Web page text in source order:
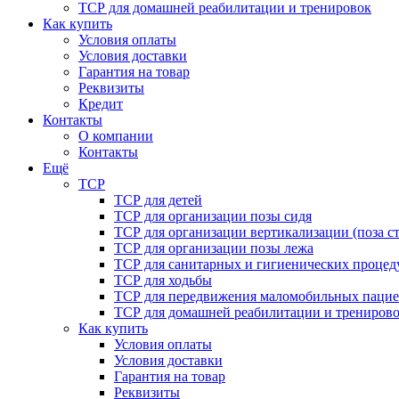
ТСР для домашней реабилитации и тренировок
Как купить
Условия оплаты
Условия доставки
Гарантия на товар
Реквизиты
Кредит
Контакты
О компании
Контакты
Ещё
ТСР
ТСР для детей
ТСР для организации позы сидя
ТСР для организации вертикализации (поза
ТСР для организации позы лежа
ТСР для санитарных и гигиенических
ТСР для ходьбы
ТСР для передвижения маломобильных
ТСР для домашней реабилитации и
Как купить
Условия оплаты
Условия доставки
Гарантия на товар
Реквизиты